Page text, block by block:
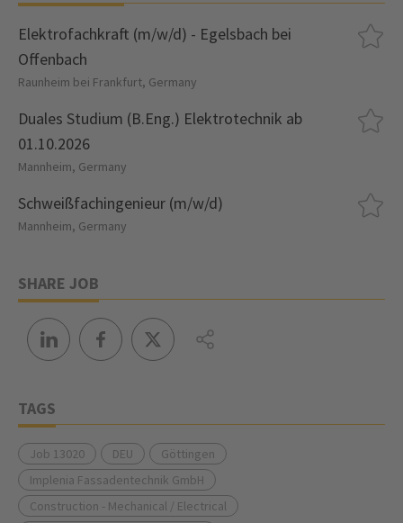
Elektrofachkraft (m/w/d) - Egelsbach bei
Offenbach
Raunheim bei Frankfurt, Germany
Duales Studium (B.Eng.) Elektrotechnik ab
01.10.2026
Mannheim, Germany
Schweißfachingenieur (m/w/d)
Mannheim, Germany
SHARE JOB
TAGS
Job 13020 DEU
Göttingen
Implenia Fassadentechnik GmbH
Construction - Mechanical / Electrical